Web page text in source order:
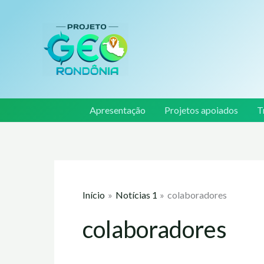
Apresentação Projetos apoiados
Início Notícias 1 colaboradores
colaboradores